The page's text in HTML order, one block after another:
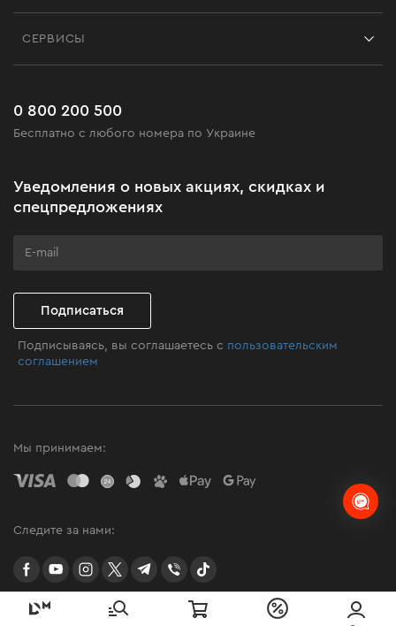
Черная пятница
Клуб мастерства
Часто задаваемые вопросы
СЕРВИСЫ
0 800 200 500
Бесплатно с любого номера по Украине
Уведомления о новых акциях, скидках и
спецпредложениях
Подписаться
Подписываясь, вы соглашаетесь с пользовательским
соглашением
Мы принимаем:
Следите за нами:
facebookyoutubeinstagramtwittertelegram
Viber TikTok